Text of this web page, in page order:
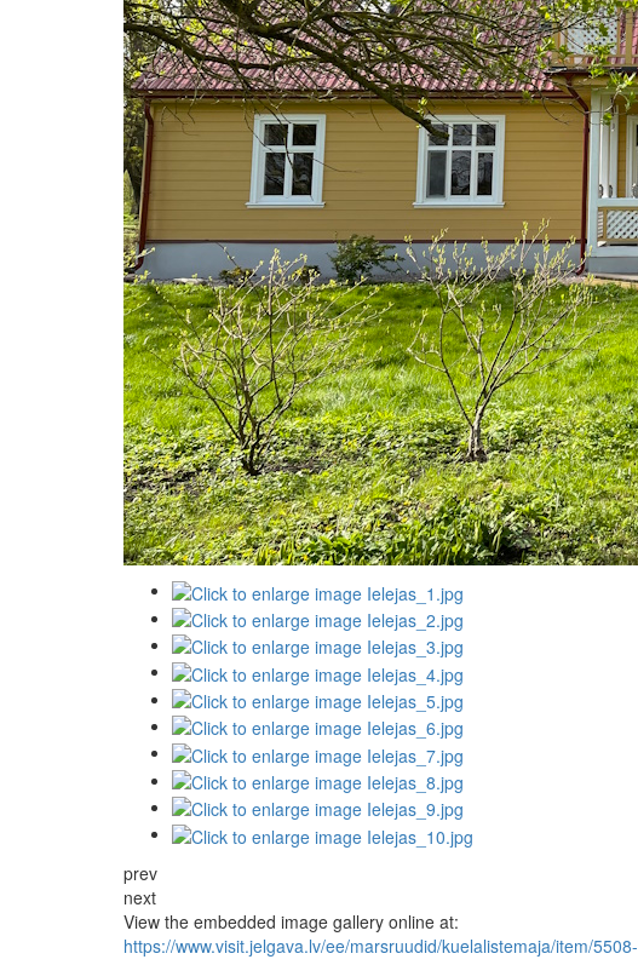
prev
next
View the embedded image gallery online at:
https://www.visit.jelgava.lv/ee/marsruudid/kuelalistemaja/item/